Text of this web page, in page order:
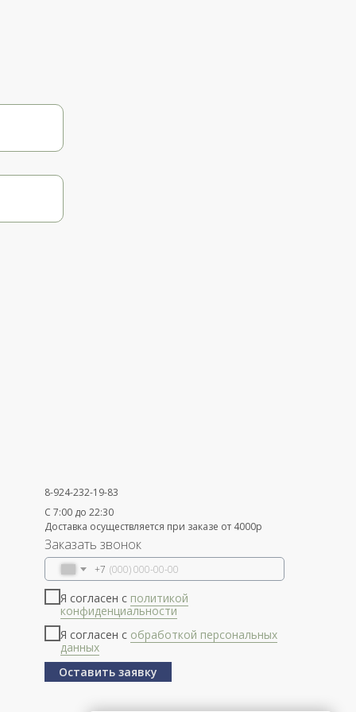
8-924-232-19-83
С 7:00 до 22:30
Доставка осуществляется при заказе от 4000р
Заказать звонок
+7
Я согласен с политикой
конфиденциальности
Я согласен с обработкой персональных
данных
Оставить заявку